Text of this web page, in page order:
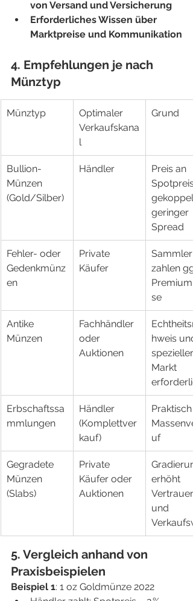
von Versand und Versicherung
Erforderliches Wissen über
Marktpreise und Kommunikation
4. Empfehlungen je nach
Münztyp
Münztyp
Optimaler
Verkaufskana
l
Grund
Bullion-
Münzen
(Gold/Silber)
Händler
Preis an
Spotpreis
geringer
Spread
Fehler- oder
Gedenkmünz
en
Private
Käufer
Sammler
zahlen
se
Antike
Münzen
Fachhändler
oder
Auktionen
hweis und
spezieller
Markt
Erbschaftssa
mmlungen
Händler
(Komplettver
kauf)
Praktisch
uf
Gegradete
Münzen
(Slabs)
Private
Käufer oder
Auktionen
erhöht
Vertrauen
und
5. Vergleich anhand von
Praxisbeispielen
Beispiel 1: 1 oz Goldmünze 2022